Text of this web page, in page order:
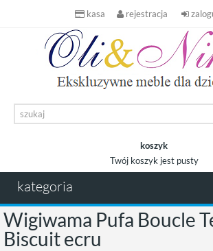
kasa rejestracja
koszyk
Twój koszyk jest pusty
kategoria
Wigiwama Pufa Boucle
Biscuit ecru